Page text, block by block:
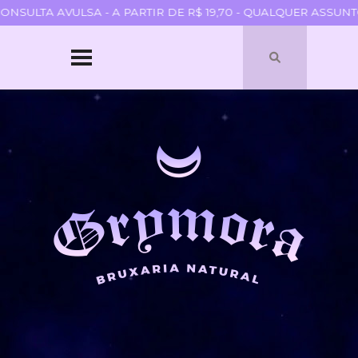
AVULSA - A PARTIR DE R$ 19,70 - QUALQUER ASSUNTO
QUEM SOU